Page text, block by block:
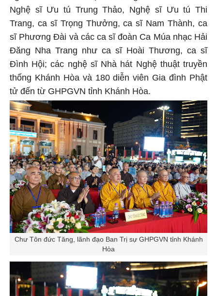
Nghệ sĩ Ưu tú Trung Thảo, Nghệ sĩ Ưu tú Thi
Trang, ca sĩ Trọng Thưởng, ca sĩ Nam Thành, ca
sĩ Phương Đài và các ca sĩ đoàn Ca Múa nhạc Hải
Đăng Nha Trang như ca sĩ Hoài Thương, ca sĩ
Đình Hội; các nghệ sĩ Nhà hát Nghệ thuật truyền
thống Khánh Hòa và 180 diễn viên Gia đình Phật
tử đến từ GHPGVN tỉnh Khánh Hòa.
Chư Tôn đức Tăng, lãnh đạo Ban Trị sự GHPGVN tỉnh Khánh
Hòa